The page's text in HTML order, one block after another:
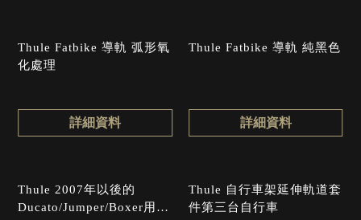
Thule Fatbike 導軌 弧形氧
化處理
詳細資料
Thule Fatbike 導軌 純黑色
詳細資料
Thule 2007年以後的
Ducato/Jumper/Boxer用上
Thule 自行車架延伸軌道套
件第三台自行車